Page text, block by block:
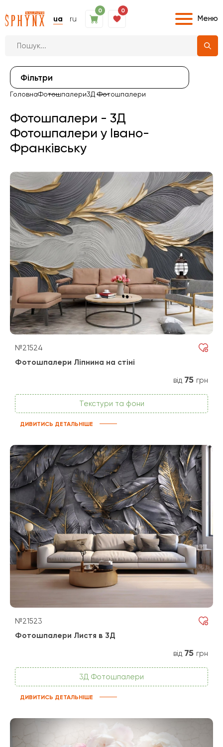
ua ru
0 0
Меню
Фiльтри
ГоловнаФотошпалери3Д Фотошпалери
Фотошпалери - 3Д
Фотошпалери у Івано-
Франківську
№21524
Фотошпалери Ліпнина на стіні
від 75 грн
Текстури та фони
ДИВИТИСЬ ДЕТАЛЬНІШЕ
№21523
Фотошпалери Листя в 3Д
від 75 грн
3Д Фотошпалери
ДИВИТИСЬ ДЕТАЛЬНІШЕ